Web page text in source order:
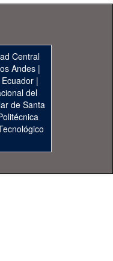
Central
Andes|
|
del
de Santa